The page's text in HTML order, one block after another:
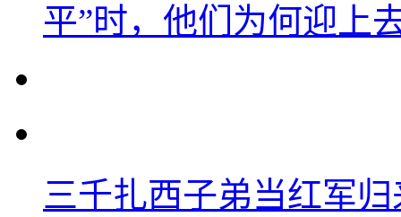
平”时，他们为何迎上
三千扎西子弟当红军